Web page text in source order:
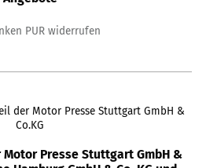
PUR widerrufen
der Motor Presse Stuttgart GmbH &
Co.KG
Presse Stuttgart GmbH &